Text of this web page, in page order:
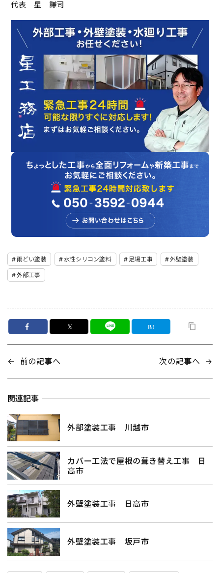
代表 星 謙司
雨どい塗装 水性シリコン塗料 足場工事 外壁塗装
外部工事
𝕏
← 前の記事へ 次の記事へ →
関連記事
外部塗装工事 川越市
カバー工法で屋根の葺き替え工事 日
高市
外壁塗装工事 日高市
外壁塗装工事 坂戸市